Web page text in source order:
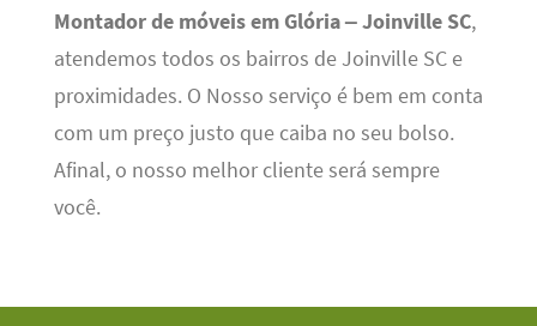
Montador de móveis em Glória – Joinville SC,
atendemos todos os bairros de Joinville SC e
proximidades. O Nosso serviço é bem em conta
com um preço justo que caiba no seu bolso.
Afinal, o nosso melhor cliente será sempre
você.